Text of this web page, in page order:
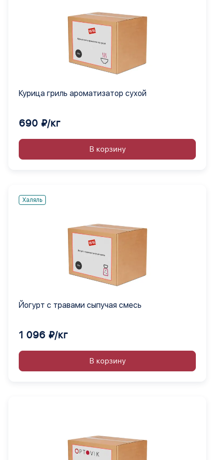
Курица гриль ароматизатор сухой
690 ₽/кг
В корзину
Халяль
Йогурт с травами сыпучая смесь
1 096 ₽/кг
В корзину